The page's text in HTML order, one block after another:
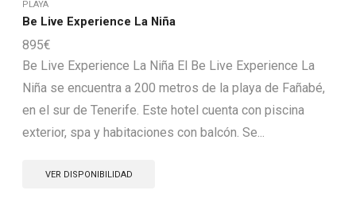
PLAYA
Be Live Experience La Niña
895€
Be Live Experience La Niña El Be Live Experience La
Niña se encuentra a 200 metros de la playa de Fañabé,
en el sur de Tenerife. Este hotel cuenta con piscina
exterior, spa y habitaciones con balcón. Se...
VER DISPONIBILIDAD